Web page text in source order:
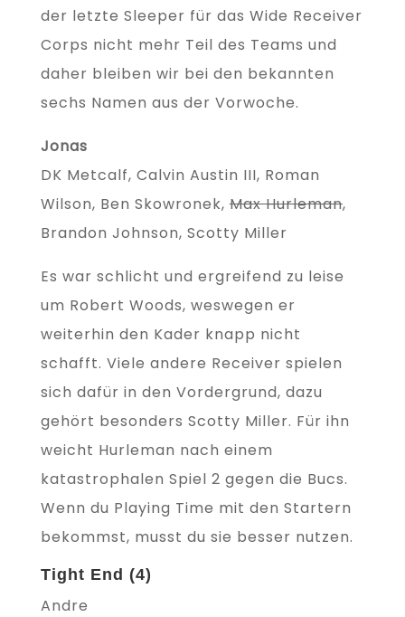
der letzte Sleeper für das Wide Receiver
Corps nicht mehr Teil des Teams und
daher bleiben wir bei den bekannten
sechs Namen aus der Vorwoche.
Jonas
DK Metcalf, Calvin Austin III, Roman
Wilson, Ben Skowronek,Max Hurleman,
Brandon Johnson, Scotty Miller
Es war schlicht und ergreifend zu leise
um Robert Woods, weswegen er
weiterhin den Kader knapp nicht
schafft. Viele andere Receiver spielen
sich dafür in den Vordergrund, dazu
gehört besonders Scotty Miller. Für ihn
weicht Hurleman nach einem
katastrophalen Spiel 2 gegen die Bucs.
Wenn du Playing Time mit den Startern
bekommst, musst du sie besser nutzen.
Tight End (4)
Andre